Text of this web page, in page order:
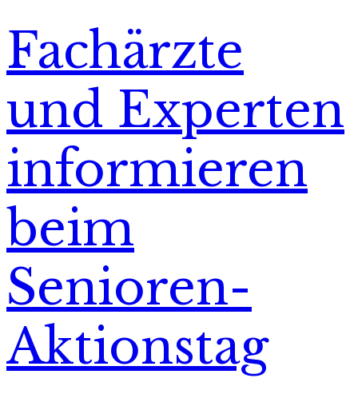
Fachärzte
und Experten
informieren
beim
Senioren-
Aktionstag